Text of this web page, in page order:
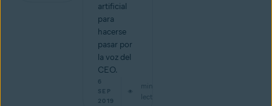
artificial
para
hacerse
pasar por
la voz del
CEO.
6
SEP
2019
min de
lectura